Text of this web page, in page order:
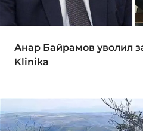
Анар Байрамов уволил
Klinika